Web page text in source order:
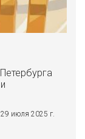
29 июля 2025 г.